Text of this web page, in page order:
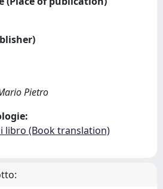
Pietro
libro (Book translation)